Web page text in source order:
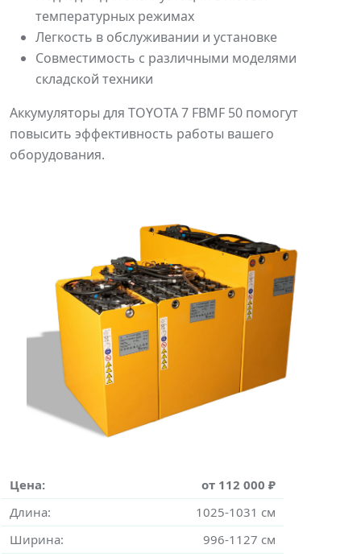
температурных режимах
Легкость в обслуживании и установке
Совместимость с различными моделями
складской техники
Аккумуляторы для TOYOTA 7 FBMF 50 помогут
повысить эффективность работы вашего
оборудования.
Цена:
от 112 000 ₽
Длина:
1025-1031 см
Ширина:
996-1127 см